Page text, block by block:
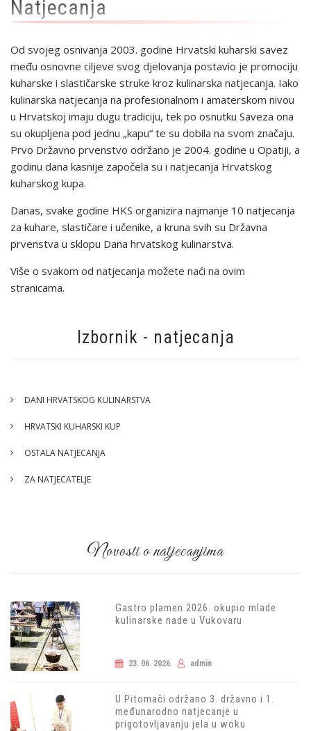
Natjecanja
Od svojeg osnivanja 2003. godine Hrvatski kuharski savez
među osnovne ciljeve svog djelovanja postavio je promociju
kuharske i slastičarske struke kroz kulinarska natjecanja. Iako
kulinarska natjecanja na profesionalnom i amaterskom nivou
u Hrvatskoj imaju dugu tradiciju, tek po osnutku Saveza ona
su okupljena pod jednu „kapu“ te su dobila na svom značaju.
Prvo Državno prvenstvo održano je 2004. godine u Opatiji, a
godinu dana kasnije započela su i natjecanja Hrvatskog
kuharskog kupa.
Danas, svake godine HKS organizira najmanje 10 natjecanja
za kuhare, slastičare i učenike, a kruna svih su Državna
prvenstva u sklopu Dana hrvatskog kulinarstva.
Više o svakom od natjecanja možete naći na ovim
stranicama.
Izbornik - natjecanja
DANI HRVATSKOG KULINARSTVA
HRVATSKI KUHARSKI KUP
OSTALA NATJECANJA
ZA NATJECATELJE
Novosti o natjecanjima
Gastro plamen 2026. okupio mlade
kulinarske nade u Vukovaru
23. 06. 2026. admin
U Pitomači održano 3. državno i 1.
međunarodno natjecanje u
prigotovljavanju jela u woku